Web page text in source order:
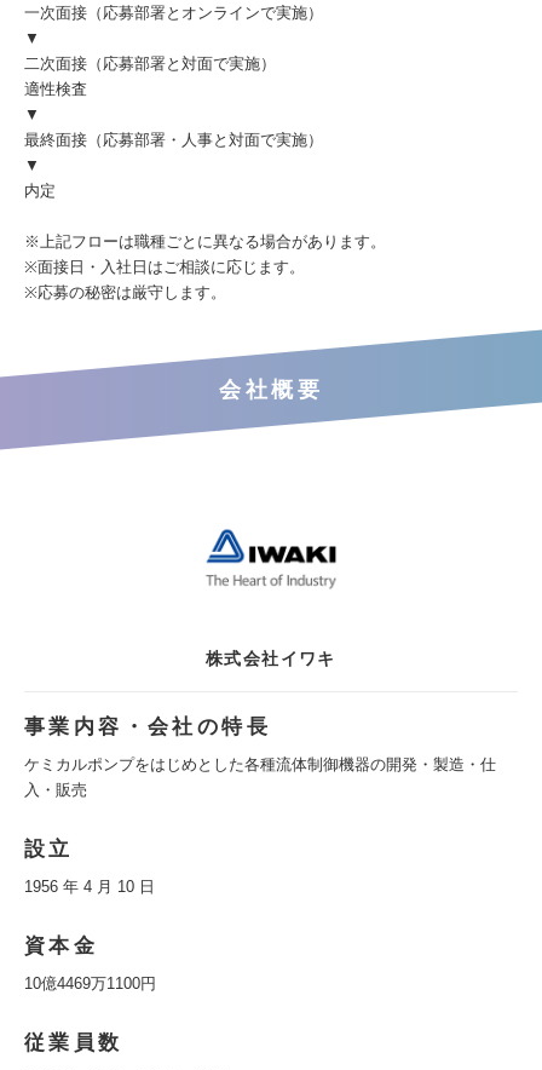
一次面接（応募部署とオンラインで実施）
▼
二次面接（応募部署と対面で実施）
適性検査
▼
最終面接（応募部署・人事と対面で実施）
▼
内定
※上記フローは職種ごとに異なる場合があります。
※面接日・入社日はご相談に応じます。
※応募の秘密は厳守します。
会社概要
株式会社イワキ
事業内容・会社の特長
ケミカルポンプをはじめとした各種流体制御機器の開発・製造・仕
入・販売
設立
1956 年 4 月 10 日
資本金
10億4469万1100円
従業員数